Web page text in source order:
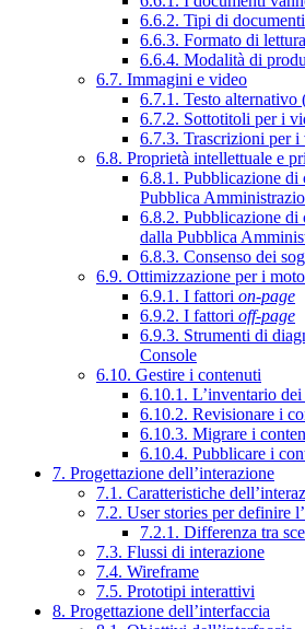
6.6.2. Tipi di documenti
6.6.3. Formato di
6.6.4. Modalità di
6.7. Immagini e video
6.7.1. Testo
6.7.2. Sottotitoli per i
6.7.3. Trascrizioni per i
6.8. Proprietà intellettuale e
6.8.1. Pubblicazione di
Pubblica
6.8.2. Pubblicazione di
dalla Pubblica
6.8.3. Consenso dei
6.9. Ottimizzazione per i
6.9.1. I fattori on-page
6.9.2. I fattori off-page
6.9.3. Strumenti di
Console
6.10. Gestire i contenuti
6.10.1. L’inventario
6.10.2. Revisionare i
6.10.3. Migrare i
6.10.4. Pubblicare i
7. Progettazione dell’interazione
7.1. Caratteristiche
7.2. User stories per definire
7.2.1. Differenza tra
7.3. Flussi di interazione
7.4. Wireframe
7.5. Prototipi interattivi
8. Progettazione dell’interfaccia